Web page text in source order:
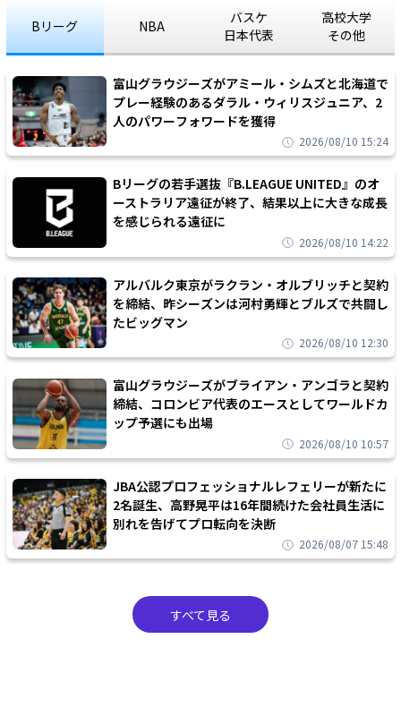
Bリーグ NBA
バスケ
日本代表
高校大学
その他
富山グラウジーズがアミール・シムズと北海道で
プレー経験のあるダラル・ウィリスジュニア、2
人のパワーフォワードを獲得
2026/08/10 15:24
Bリーグの若手選抜『B.LEAGUE UNITED』のオ
ーストラリア遠征が終了、結果以上に大きな成長
を感じられる遠征に
2026/08/10 14:22
アルバルク東京がラクラン・オルブリッチと契約
を締結、昨シーズンは河村勇輝とブルズで共闘し
たビッグマン
2026/08/10 12:30
富山グラウジーズがブライアン・アンゴラと契約
締結、コロンビア代表のエースとしてワールドカ
ップ予選にも出場
2026/08/10 10:57
JBA公認プロフェッショナルレフェリーが新たに
2名誕生、高野晃平は16年間続けた会社員生活に
別れを告げてプロ転向を決断
2026/08/07 15:48
すべて見る